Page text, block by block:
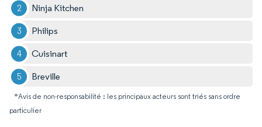
Ninja Kitchen
Philips
Cuisinart
Breville
*Avis de non-responsabilité : les principaux acteurs sont triés sans ordre
particulier